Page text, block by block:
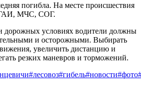
погибла. На месте происшествия
ГАИ, МЧС, СОГ.
условиях водители должны
и осторожными. Выбирать
увеличить дистанцию и
резких маневров и торможений.
#лесовоз#гибель#новости#фото